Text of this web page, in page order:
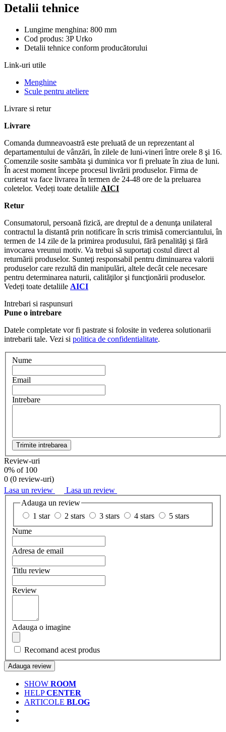
Detalii tehnice
Lungime menghina: 800 mm
Cod produs: 3P Urko
Detalii tehnice conform producătorului
Link-uri utile
Menghine
Scule pentru ateliere
Livrare si retur
Livrare
Comanda dumneavoastră este preluată de un reprezentant al
departamentului de vânzări, în zilele de luni-vineri între orele 8 şi 16.
Comenzile sosite sambăta şi duminica vor fi preluate în ziua de luni.
În acest moment începe procesul livrării produselor. Firma de
curierat va face livrarea în termen de 24-48 ore de la preluarea
coletelor. Vedeți toate detaliile AICI
Retur
Consumatorul, persoană fizică, are dreptul de a denunţa unilateral
contractul la distantă prin notificare în scris trimisă comerciantului, în
termen de 14 zile de la primirea produsului, fără penalităţi şi fără
invocarea vreunui motiv. Va trebui să suportaţi costul direct al
returnării produselor. Sunteţi responsabil pentru diminuarea valorii
produselor care rezultă din manipulări, altele decât cele necesare
pentru determinarea naturii, calităţilor şi funcţionării produselor.
Vedeți toate detaliile AICI
Intrebari si raspunsuri
Pune o intrebare
Datele completate vor fi pastrate si folosite in vederea solutionarii
intrebarii tale. Vezi si politica de confidentialitate.
Nume
Email
Intrebare
Trimite intrebarea
Review-uri
0% of 100
0 (0 review-uri)
Lasa un review
Lasa un review
Adauga un review
1 star
2 stars 3 stars 4 stars
5 stars
Nume
Adresa de email
Titlu review
Review
Adauga o imagine
Recomand acest produs
Adauga review
SHOW ROOM
HELP CENTER
ARTICOLE BLOG